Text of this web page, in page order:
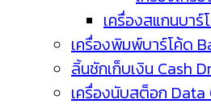
เครื่องสแกนบาร์
เครื่องพิมพ์บาร์โค้ด
ลิ้นชักเก็บเงิน Cash
เครื่องนับสต็อก